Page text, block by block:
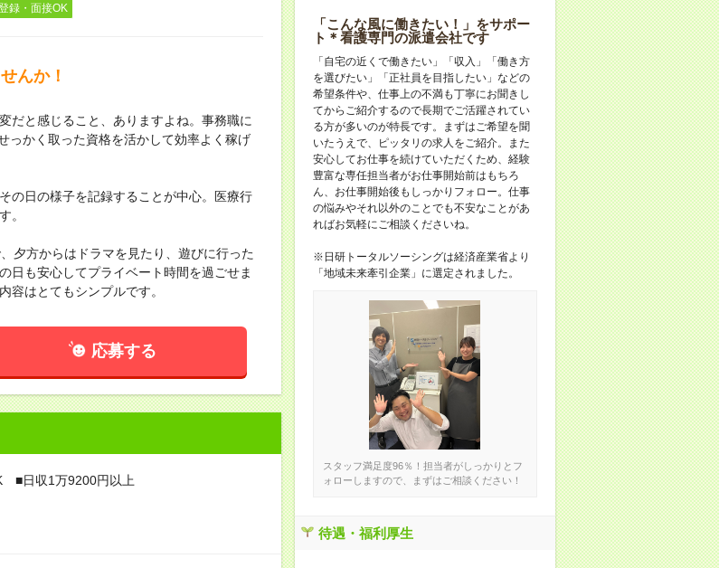
録・面接OK
んか！
だと感じること、ありますよね。事務職に
っかく取った資格を活かして効率よく稼げ
の日の様子を記録することが中心。医療行
。
夕方からはドラマを見たり、遊びに行った
日も安心してプライベート時間を過ごせま
容はとてもシンプルです。
応募する
■日収1万9200円以上
「こんな風に働きたい！」をサポー
ト＊看護専門の派遣会社です
「自宅の近くで働きたい」「収入」「働き方
を選びたい」「正社員を目指したい」などの
希望条件や、仕事上の不満も丁寧にお聞きし
てからご紹介するので長期でご活躍されてい
る方が多いのが特長です。まずはご希望を聞
いたうえで、ピッタリの求人をご紹介。また
安心してお仕事を続けていただくため、経験
豊富な専任担当者がお仕事開始前はもちろ
ん、お仕事開始後もしっかりフォロー。仕事
の悩みやそれ以外のことでも不安なことがあ
ればお気軽にご相談くださいね。
※日研トータルソーシングは経済産業省より
「地域未来牽引企業」に選定されました。
スタッフ満足度96％！担当者がしっかりとフ
ォローしますので、まずはご相談ください！
待遇・福利厚生